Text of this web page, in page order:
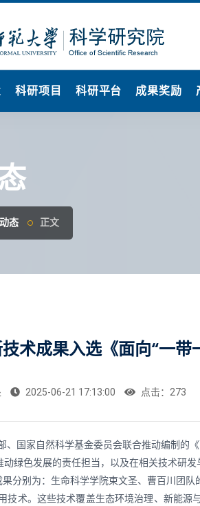
科研项目 科研平台 成果奖励
态 正文
术成果入选《面向“一
2025-06-21 17:13:00 点击： 273
、国家自然科学基金委员会联合推动编制的
动绿色发展的责任担当，以及在相关技术研发
分别为：生命科学学院束文圣、曹百川团
技术。这些技术覆盖生态环境治理、新能源